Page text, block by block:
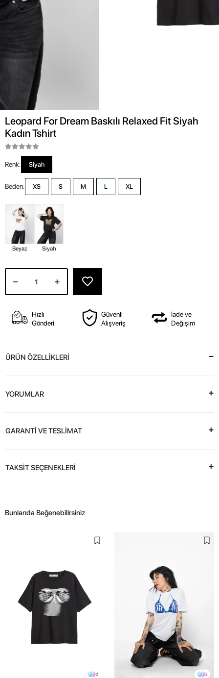
Leopard For Dream Baskılı Relaxed Fit Siyah
Kadın Tshirt
Renk: Siyah
Beden: XS S M L XL
Beyaz Siyah
Hızlı
Gönderi
Güvenli
Alışveriş
İade ve
Değişim
ÜRÜN ÖZELLİKLERİ
YORUMLAR
GARANTİ VE TESLİMAT
TAKSİT SEÇENEKLERİ
Bunlarıda Beğenebilirsiniz
2 2